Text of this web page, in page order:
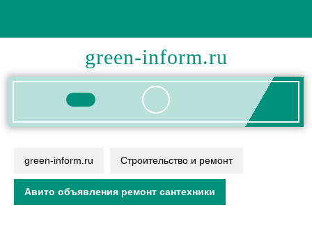
содержимому
green-inform.ru
Кнопка
green-inform.ru Строительство и ремонт
Авито объявления ремонт сантехники